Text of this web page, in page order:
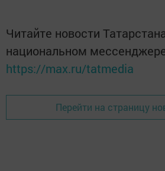
Читайте новости
национальном
https://max.ru/tatmedia
Перейти на страницу